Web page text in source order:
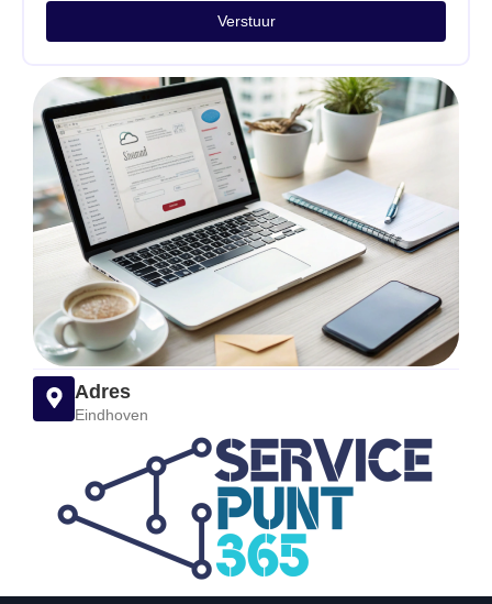
Verstuur
Adres
Eindhoven